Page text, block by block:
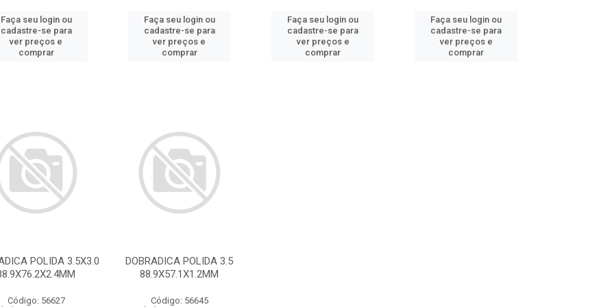
Faça seu login ou
cadastre-se para
ver preços e
comprar
Faça seu login ou
cadastre-se para
ver preços e
comprar
Faça seu login ou
cadastre-se para
ver preços e
comprar
Faça seu login ou
cadastre-se para
ver preços e
comprar
POLIDA 3.5X3.0
Código: 56627
DOBRADICA POLIDA 3.5
88.9X57.1X1.2MM
Código: 56645